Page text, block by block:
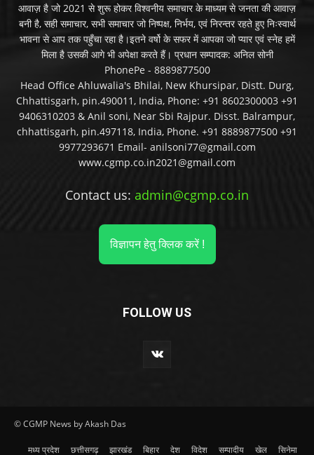
आवाज़ है जो 2021 से शुरू होकर विश्वनीय समाचार के माध्यम से जनता की आवाज़
बनी है, सही समाचार, सभी समाचार जो निष्पक्ष, निर्भय, एवं निरन्तर रहते हुए निःस्वार्थ
भावना से आप तक पहुँचा रहा है।इतने वर्षो के सफर में आपका जो प्यार एवं स्नेह हमें
मिला है उसकी आगे भी अपेक्षा करते हैं। प्रधान सम्पादक: अनिल सोनी
PhonePe - 8889877500
Head Office Ahluwalia's Bhilai, New Khursipar, Distt. Durg,
Chhattisgarh, pin.490011, India, Phone: +91 8602300003 +91
9406310203 & Anil soni, Near Sbi Rajpur. Disst. Balrampur,
chhattisgarh, pin.497118, India, Phone. +91 8889877500 +91
9977293671 Email- anilsoni77@gmail.com
www.cgmp.co.in2021@gmail.com
Contact us: admin@cgmp.co.in
विज्ञापन हेतु क्लिक करें !
FOLLOW US
© CGMP News by Akash Das
मध्य प्रदेश छत्तीसगढ़ झारखंड बिहार देश विदेश सम्पादीय खेल सिनेमा